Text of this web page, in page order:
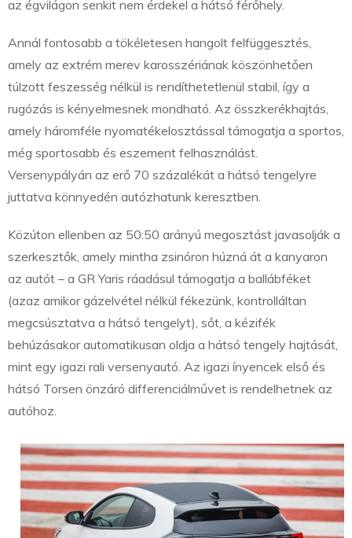
az égvilágon senkit nem érdekel a hátsó férőhely.
Annál fontosabb a tökéletesen hangolt felfüggesztés,
amely az extrém merev karosszériának köszönhetően
túlzott feszesség nélkül is rendíthetetlenül stabil, így a
rugózás is kényelmesnek mondható. Az összkerékhajtás,
amely háromféle nyomatékelosztással támogatja a sportos,
még sportosabb és eszement felhasználást.
Versenypályán az erő 70 százalékát a hátsó tengelyre
juttatva könnyedén autózhatunk keresztben.
Közúton ellenben az 50:50 arányú megosztást javasolják a
szerkesztők, amely mintha zsinóron húzná át a kanyaron
az autót – a GR Yaris ráadásul támogatja a ballábféket
(azaz amikor gázelvétel nélkül fékezünk, kontrolláltan
megcsúsztatva a hátsó tengelyt), sőt, a kézifék
behúzásakor automatikusan oldja a hátsó tengely hajtását,
mint egy igazi rali versenyautó. Az igazi ínyencek első és
hátsó Torsen önzáró differenciálművet is rendelhetnek az
autóhoz.